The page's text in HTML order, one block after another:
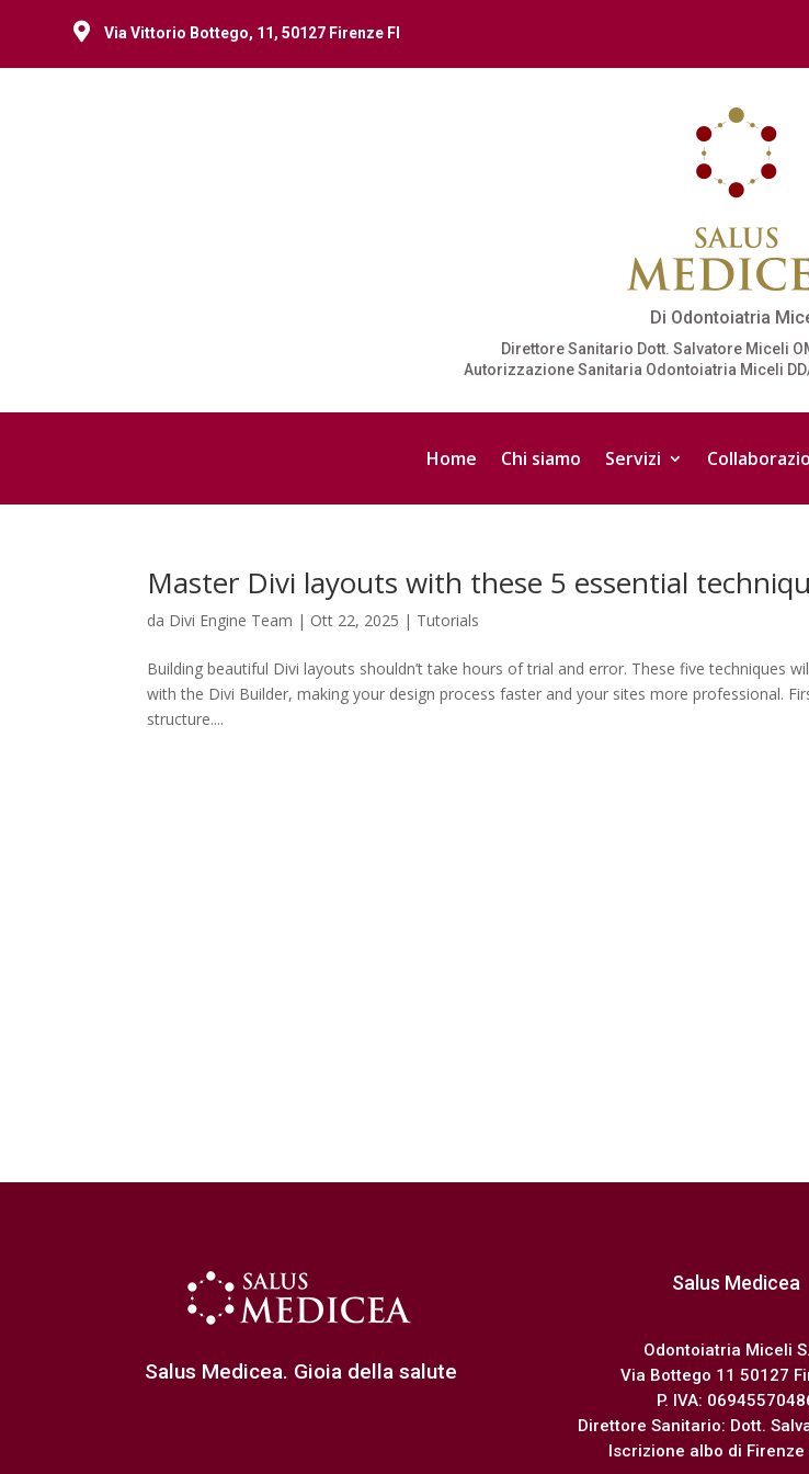
 Via Vittorio Bottego, 11, 50127 Firenze FI
Di Odontoiatria
Direttore Sanitario Dott. Salvatore Miceli
Autorizzazione Sanitaria Odontoiatria Miceli
Home Chi siamo Servizi
Master Divi layouts with these 5 essential
da Divi Engine Team | Ott 22, 2025 | Tutorials
Building beautiful Divi layouts shouldn’t take hours of trial and error. These five techniques
with the Divi Builder, making your design process faster and your sites more professional.
structure....
Salus Medicea. Gioia della salute
Salus Medicea
Odontoiatria Miceli
Via Bottego 11 50127
P. IVA:
Direttore Sanitario: Dott.
Iscrizione albo di Firenze